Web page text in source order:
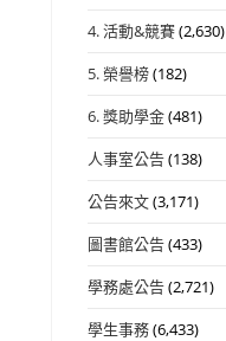
4. 活動&競賽(2,630)
5. 榮譽榜(182)
6. 獎助學金(481)
人事室公告(138)
公告來文(3,171)
圖書館公告(433)
學務處公告(2,721)
學生事務(6,433)